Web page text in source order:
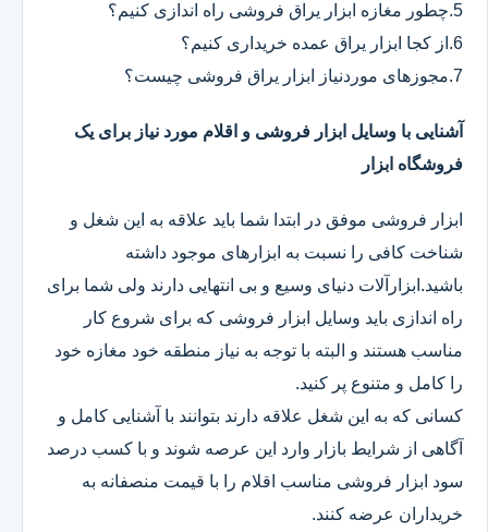
5.چطور مغازه ابزار یراق فروشی راه اندازی کنیم؟
6.از کجا ابزار یراق عمده خریداری کنیم؟
7.مجوزهای موردنیاز ابزار یراق فروشی چیست؟
آشنایی با وسایل ابزار فروشی و اقلام مورد نیاز برای یک
فروشگاه ابزار
ابزار فروشی موفق در ابتدا شما باید علاقه به این شغل و
شناخت کافی را نسبت به ابزارهای موجود داشته
باشید.ابزارآلات دنیای وسیع و بی انتهایی دارند ولی شما برای
راه اندازی باید وسایل ابزار فروشی که برای شروع کار
مناسب هستند و البته با توجه به نیاز منطقه خود مغازه خود
را کامل و متنوع پر کنید.
کسانی که به این شغل علاقه دارند بتوانند با آشنایی کامل و
آگاهی از شرایط بازار وارد این عرصه شوند و با کسب درصد
سود ابزار فروشی مناسب اقلام را با قیمت منصفانه به
خریداران عرضه کنند.